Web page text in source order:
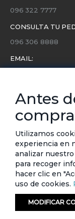
096 322 7777
CONSULTA TU
096 306 8888
EMAIL:
Conoce toda la
eventos y ofertas.
Subscríbete a
©
Antes
Utilizamos
experiencia en
analizar
para recoger
hacer clic en
uso de cookies.
MODIFICAR